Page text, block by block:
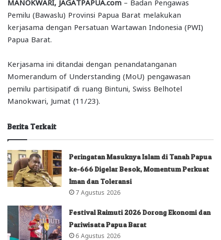
MANOKWARI, JAGATPAPUA.com – Badan Pengawas
Pemilu (Bawaslu) Provinsi Papua Barat melakukan
kerjasama dengan Persatuan Wartawan Indonesia (PWI)
Papua Barat.
Kerjasama ini ditandai dengan penandatanganan
Momerandum of Understanding (MoU) pengawasan
pemilu partisipatif di ruang Bintuni, Swiss Belhotel
Manokwari, Jumat (11/23).
Berita Terkait
Peringatan Masuknya Islam di Tanah Papua
ke-666 Digelar Besok, Momentum Perkuat
Iman dan Toleransi
7 Agustus 2026
Festival Raimuti 2026 Dorong Ekonomi dan
Pariwisata Papua Barat
6 Agustus 2026